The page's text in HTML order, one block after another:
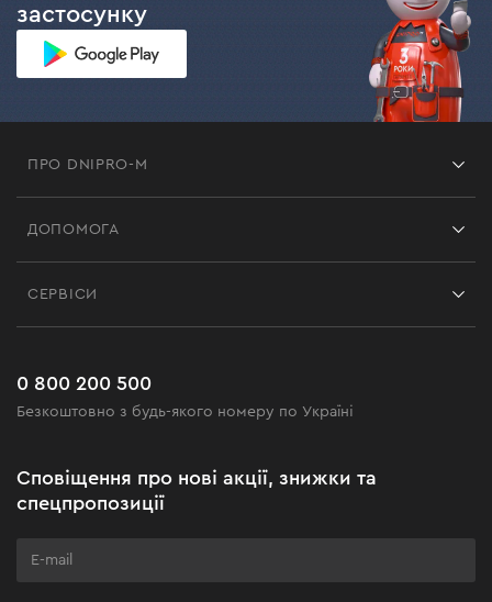
застосунку
ПРО DNIPRO-M
Відгуки
Чорна п'ятниця
Клуб майстерності
ДОПОМОГА
Поширені запитання
СЕРВІСИ
0 800 200 500
Безкоштовно з будь-якого номеру по Україні
Сповіщення про нові акції, знижки та
спецпропозиції